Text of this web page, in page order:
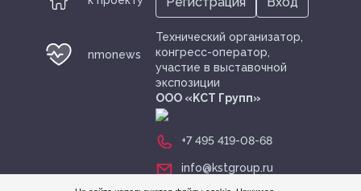
nmonews
Технический организатор,
конгресс-оператор,
участие в выставочной
экспозиции
ООО «KСТ Групп»
+7 495 419-08-68
info@kstgroup.ru